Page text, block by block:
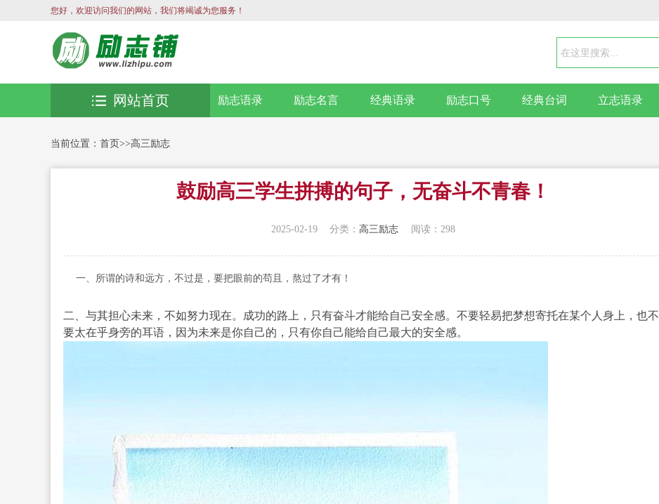
您好，欢迎访问我们的网站，我们将竭诚为您服务！
励志语录 励志名言 经典语录 励志口号 经典台词 立志语录
网站首页
当前位置： 首页>>高三励志
鼓励高三学生拼搏的句子，无奋斗不青春！
2025-02-19 分类： 高三励志 阅读：298
一、所谓的诗和远方，不过是，要把眼前的苟且，熬过了才有！
二、与其担心未来，不如努力现在。成功的路上，只有奋斗才能给自己安全感。不要轻易把梦想寄托在某个人身上，也不
要太在乎身旁的耳语，因为未来是你自己的，只有你自己能给自己最大的安全感。